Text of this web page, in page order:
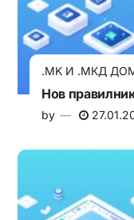
.MK И .МКД
Нов
by